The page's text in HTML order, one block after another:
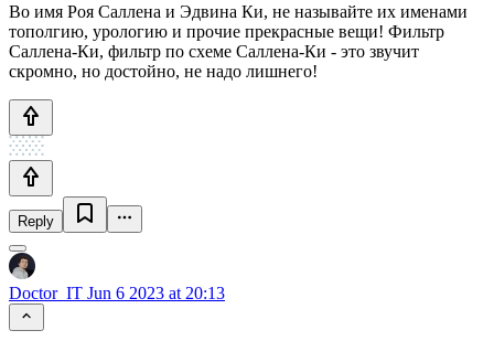
Во имя Роя Саллена и Эдвина Ки, не называйте их именами
тополгию, урологию и прочие прекрасные вещи! Фильтр
Саллена-Ки, фильтр по схеме Саллена-Ки - это звучит
скромно, но достойно, не надо лишнего!
Reply
Doctor_IT Jun 6 2023 at 20:13